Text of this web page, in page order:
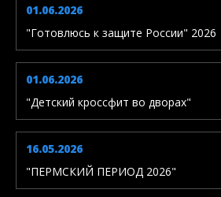
01.06.2026
"Готовлюсь к защите России" 2026
01.06.2026
"Детский кроссфит во дворах"
16.05.2026
"ПЕРМСКИЙ ПЕРИОД 2026"